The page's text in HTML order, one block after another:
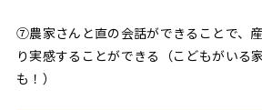
⑦農家さんと直の会話ができることで、
り実感することができる（こどもがいる
も！）